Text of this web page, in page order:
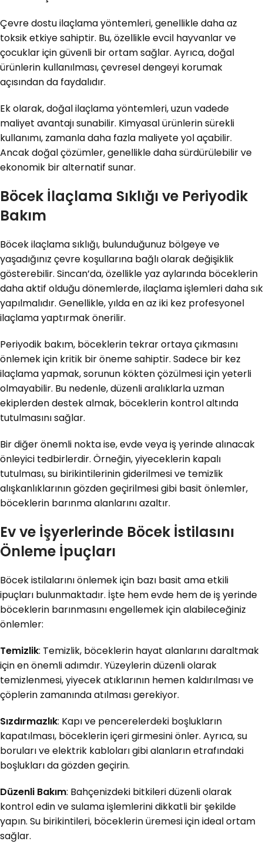
Çevre dostu ilaçlama yöntemleri, genellikle daha az
toksik etkiye sahiptir. Bu, özellikle evcil hayvanlar ve
çocuklar için güvenli bir ortam sağlar. Ayrıca, doğal
ürünlerin kullanılması, çevresel dengeyi korumak
açısından da faydalıdır.
Ek olarak, doğal ilaçlama yöntemleri, uzun vadede
maliyet avantajı sunabilir. Kimyasal ürünlerin sürekli
kullanımı, zamanla daha fazla maliyete yol açabilir.
Ancak doğal çözümler, genellikle daha sürdürülebilir ve
ekonomik bir alternatif sunar.
Böcek İlaçlama Sıklığı ve Periyodik
Bakım
Böcek ilaçlama sıklığı, bulunduğunuz bölgeye ve
yaşadığınız çevre koşullarına bağlı olarak değişiklik
gösterebilir. Sincan’da, özellikle yaz aylarında böceklerin
daha aktif olduğu dönemlerde, ilaçlama işlemleri daha sık
yapılmalıdır. Genellikle, yılda en az iki kez profesyonel
ilaçlama yaptırmak önerilir.
Periyodik bakım, böceklerin tekrar ortaya çıkmasını
önlemek için kritik bir öneme sahiptir. Sadece bir kez
ilaçlama yapmak, sorunun kökten çözülmesi için yeterli
olmayabilir. Bu nedenle, düzenli aralıklarla uzman
ekiplerden destek almak, böceklerin kontrol altında
tutulmasını sağlar.
Bir diğer önemli nokta ise, evde veya iş yerinde alınacak
önleyici tedbirlerdir. Örneğin, yiyeceklerin kapalı
tutulması, su birikintilerinin giderilmesi ve temizlik
alışkanlıklarının gözden geçirilmesi gibi basit önlemler,
böceklerin barınma alanlarını azaltır.
Ev ve İşyerlerinde Böcek İstilasını
Önleme İpuçları
Böcek istilalarını önlemek için bazı basit ama etkili
ipuçları bulunmaktadır. İşte hem evde hem de iş yerinde
böceklerin barınmasını engellemek için alabileceğiniz
önlemler:
Temizlik: Temizlik, böceklerin hayat alanlarını daraltmak
için en önemli adımdır. Yüzeylerin düzenli olarak
temizlenmesi, yiyecek atıklarının hemen kaldırılması ve
çöplerin zamanında atılması gerekiyor.
Sızdırmazlık: Kapı ve pencerelerdeki boşlukların
kapatılması, böceklerin içeri girmesini önler. Ayrıca, su
boruları ve elektrik kabloları gibi alanların etrafındaki
boşlukları da gözden geçirin.
Düzenli Bakım: Bahçenizdeki bitkileri düzenli olarak
kontrol edin ve sulama işlemlerini dikkatli bir şekilde
yapın. Su birikintileri, böceklerin üremesi için ideal ortam
sağlar.